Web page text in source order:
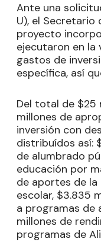
Ante una
U), el Secretario
proyecto
ejecutaron en la
gastos de
específica, así
Del total de $25
millones de
inversión con
distribuídos así:
de alumbrado
educación por
de aportes de la
escolar, $3.835
a programas de
millones de
programas de